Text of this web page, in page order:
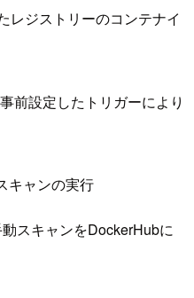
レジストリーのコンテナイ
前設定したトリガーにより
キャンの実行
スキャンをDockerHubに